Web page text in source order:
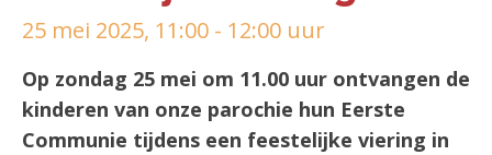
25 mei 2025, 11:00 - 12:00 uur
Op zondag 25 mei om 11.00 uur ontvangen de
kinderen van onze parochie hun Eerste
Communie tijdens een feestelijke viering in